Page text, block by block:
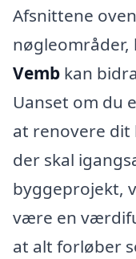
Afsnittene
nøgleområder,
Vemb kan
Uanset om du
at renovere dit
der skal
byggeprojekt,
være en
at alt forløber